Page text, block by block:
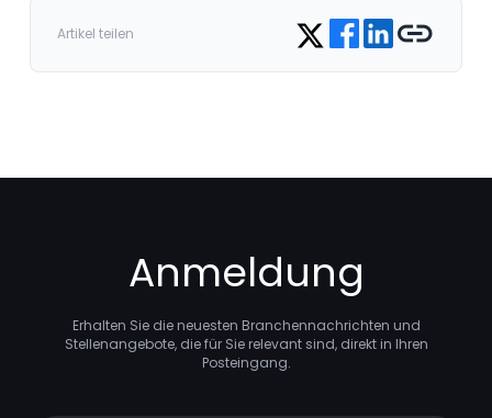
Artikel teilen Share on Twitter
Share on Facebook
Share on LinkedIn
Copy link
Anmeldung
Erhalten Sie die neuesten Branchennachrichten und
Stellenangebote, die für Sie relevant sind, direkt in Ihren
Posteingang.